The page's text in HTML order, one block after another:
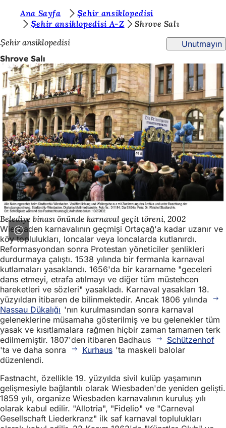
İçeriğe atla
r
a
d
a
s
ı
n
ı
z
:
Ana Sayfa
Şehir ansiklopedisi
Şehir ansiklopedisi A-Z
Shrove Salı
Şehir ansiklopedisi
Unutmayın
Shrove Salı
Belediye binası önünde karnaval geçit töreni, 2002
Wiesbaden karnavalının geçmişi Ortaçağ'a kadar uzanır ve
köy toplulukları, loncalar veya loncalarda kutlanırdı.
Reformasyondan sonra Protestan yöneticiler şenlikleri
durdurmaya çalıştı. 1538 yılında bir fermanla karnaval
kutlamaları yasaklandı. 1656'da bir kararname "geceleri
dans etmeyi, etrafa atılmayı ve diğer tüm müstehcen
hareketleri ve sözleri" yasakladı. Karnaval yasakları 18.
yüzyıldan itibaren de bilinmektedir. Ancak 1806 yılında
Nassau Dükalığı 'nın kurulmasından sonra karnaval
geleneklerine müsamaha gösterilmiş ve bu gelenekler tüm
yasak ve kısıtlamalara rağmen hiçbir zaman tamamen terk
edilmemiştir. 1807'den itibaren Badhaus
Schützenhof
'ta ve daha sonra
Kurhaus 'ta maskeli balolar
düzenlendi.
Fastnacht, özellikle 19. yüzyılda sivil kulüp yaşamının
gelişmesiyle bağlantılı olarak Wiesbaden'de yeniden gelişti.
1859 yılı, organize Wiesbaden karnavalının kuruluş yılı
olarak kabul edilir. "Allotria", "Fidelio" ve "Carneval
Gesellschaft Liederkranz" ilk saf karnaval toplulukları